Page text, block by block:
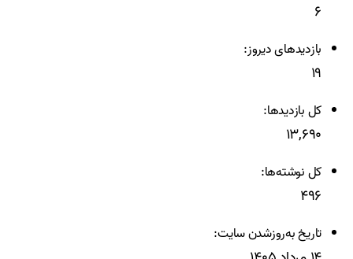
۶
بازدیدهای دیروز:
۱۹
کل بازدیدها:
۱۳,۶۹۰
کل نوشته‌ها:
۴۹۶
تاریخ به‌روزشدن سایت: